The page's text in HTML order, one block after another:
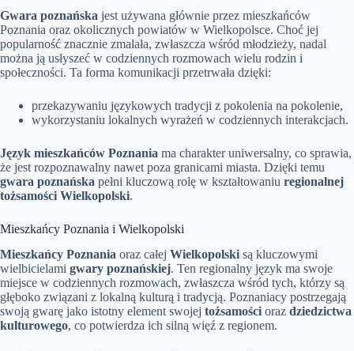
Gwara poznańska jest używana głównie przez mieszkańców
Poznania oraz okolicznych powiatów w Wielkopolsce. Choć jej
popularność znacznie zmalała, zwłaszcza wśród młodzieży, nadal
można ją usłyszeć w codziennych rozmowach wielu rodzin i
społeczności. Ta forma komunikacji przetrwała dzięki:
przekazywaniu językowych tradycji z pokolenia na pokolenie,
wykorzystaniu lokalnych wyrażeń w codziennych interakcjach.
Język mieszkańców Poznania ma charakter uniwersalny, co sprawia,
że jest rozpoznawalny nawet poza granicami miasta. Dzięki temu
gwara poznańska pełni kluczową rolę w kształtowaniu regionalnej
tożsamości Wielkopolski.
Mieszkańcy Poznania i Wielkopolski
Mieszkańcy Poznania oraz całej Wielkopolski są kluczowymi
wielbicielami gwary poznańskiej. Ten regionalny język ma swoje
miejsce w codziennych rozmowach, zwłaszcza wśród tych, którzy są
głęboko związani z lokalną kulturą i tradycją. Poznaniacy postrzegają
swoją gwarę jako istotny element swojej tożsamości oraz dziedzictwa
kulturowego, co potwierdza ich silną więź z regionem.